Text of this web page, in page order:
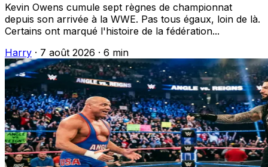
Kevin Owens cumule sept règnes de championnat
depuis son arrivée à la WWE. Pas tous égaux, loin de là.
Certains ont marqué l'histoire de la fédération...
Harry · 7 août 2026 · 6 min